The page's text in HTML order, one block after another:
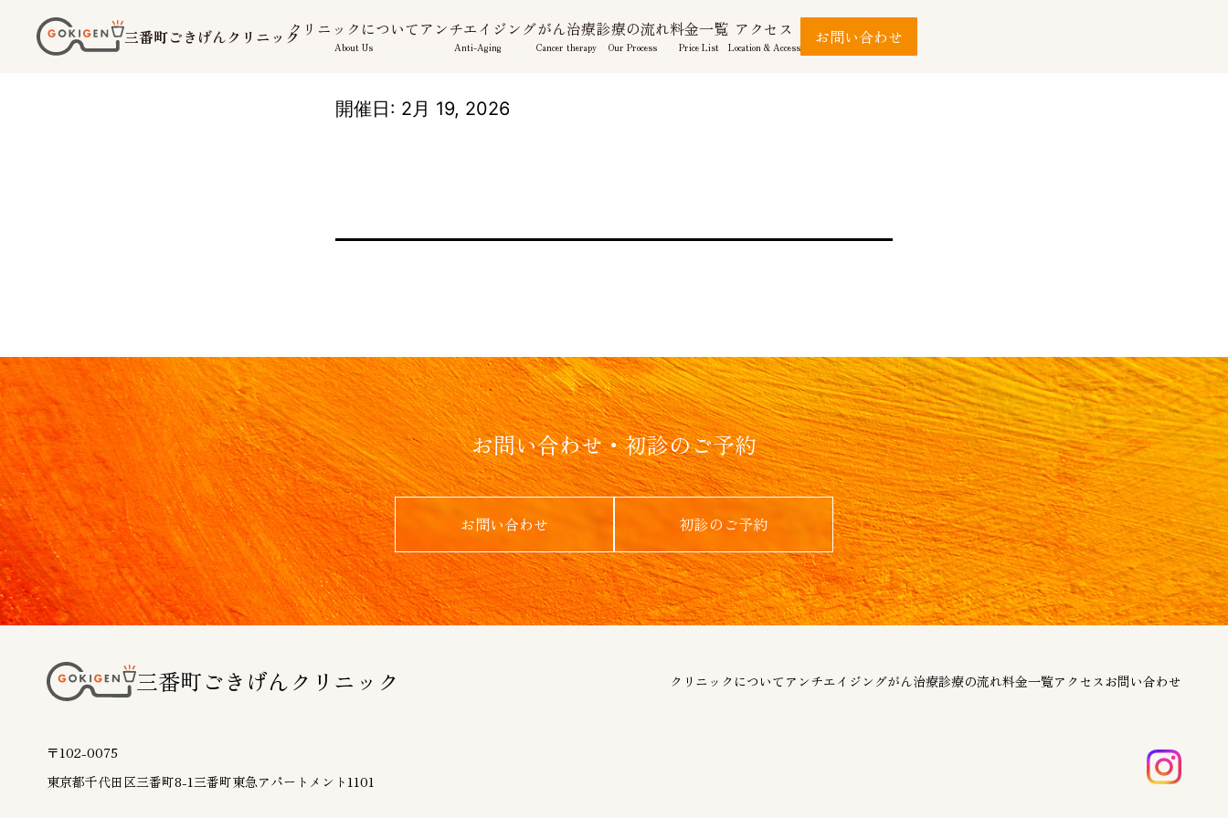
三番町ごきげんクリニッククリニックについて
About Us
アンチエイジング
Anti-Aging
がん治療
Cancer therapy
診療の流れ
Our Process
料金一覧
Price List
アクセス
Location & Access お問い合わせ
開催日: 2月 19, 2026
お問い合わせ・初診のご予約
お問い合わせ 初診のご予約
三番町ごきげんクリニック クリニックについて アンチエイジングがん治療診療の流れ料金一覧アクセスお問い合わせ
〒102-0075
東京都千代田区三番町8-1 三番町東急アパートメント1101